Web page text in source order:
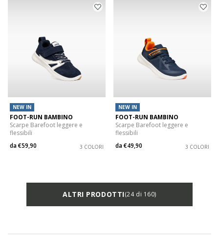
NEW IN
FOOT-RUN BAMBINO
Scarpe Barefoot leggere e
flessibili
da€59,90 3 COLORI
NEW IN
FOOT-RUN BAMBINO
Scarpe Barefoot leggere e
flessibili
da€49,90 3 COLORI
ALTRI PRODOTTI(24 di 160)